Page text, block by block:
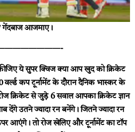
गेंदबाज आजमाए।
ये सुपर क्विजक्या आप खुद को क्रिकेट
कप टूर्नामेंट के दौरान दैनिक भास्कर के
क्रिकेट से जुड़े 6 सवाल आपका क्रिकेट ज्ञान
देंगे उतने ज्यादा रन बनेंगे। जितने ज्यादा रन
आएंगे। तो रोज खेलिए और टूर्नामेंट का टॉप